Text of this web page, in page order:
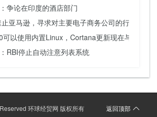
争论在印度的酒店部门
亚马逊，寻求对主要电子商务公司的行动
可以使用内置Linux，Cortana更新现在与内置
RBI停止自动注意列表系统
环球经贸网 版权所有 返回顶部